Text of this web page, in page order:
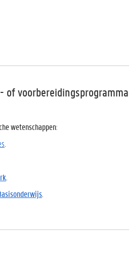
voorbereidingsprogramma
wetenschappen: